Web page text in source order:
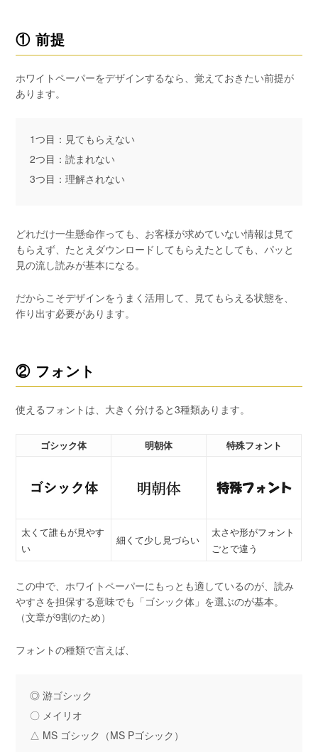
① 前提
ホワイトペーパーをデザインするなら、覚えておきたい前提が
あります。
1つ目：見てもらえない
2つ目：読まれない
3つ目：理解されない
どれだけ一生懸命作っても、お客様が求めていない情報は見て
もらえず、たとえダウンロードしてもらえたとしても、パッと
見の流し読みが基本になる。
だからこそデザインをうまく活用して、見てもらえる状態を、
作り出す必要があります。
② フォント
使えるフォントは、大きく分けると3種類あります。
ゴシック体 明朝体 特殊フォント
太くて誰もが見やす
い
細くて少し見づらい
太さや形がフォント
ごとで違う
この中で、ホワイトペーパーにもっとも適しているのが、読み
やすさを担保する意味でも「ゴシック体」を選ぶのが基本。
（文章が9割のため）
フォントの種類で言えば、
◎ 游ゴシック
〇 メイリオ
△ MS ゴシック（MS Pゴシック）